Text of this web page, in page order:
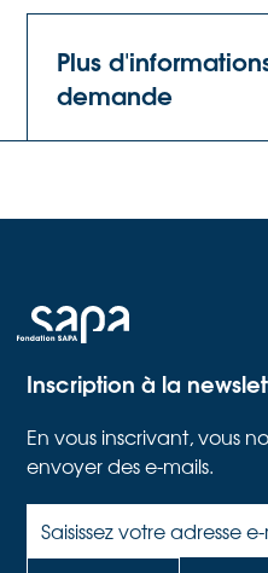
Plus
demande
Inscription à la
En vous inscrivant, vous
envoyer des e-mails.